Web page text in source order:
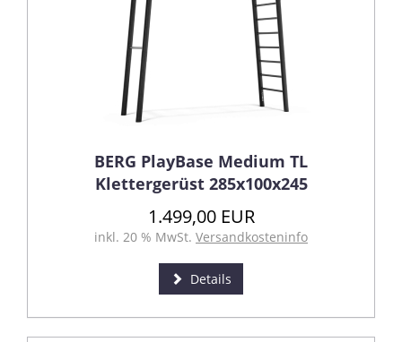
BERG PlayBase Medium TL
Klettergerüst 285x100x245
1.499,00 EUR
inkl. 20 % MwSt. Versandkosteninfo
Details